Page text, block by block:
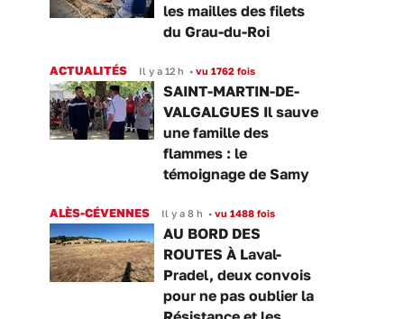
les mailles des filets
du Grau-du-Roi
ACTUALITÉS Il y a 12 h • vu 1762 fois
SAINT-MARTIN-DE-
VALGALGUES Il sauve
une famille des
flammes : le
témoignage de Samy
ALÈS-CÉVENNES Il y a 8 h • vu 1488 fois
AU BORD DES
ROUTES À Laval-
Pradel, deux convois
pour ne pas oublier la